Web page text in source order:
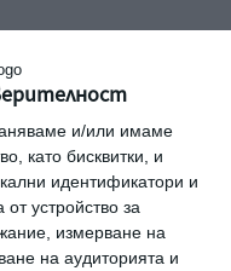
и/или имаме
като бисквитки, и
идентификатори и
устройство за
измерване на
на аудиторията и
на умората през
се наговорили да ви
Но така е с
работалюбов